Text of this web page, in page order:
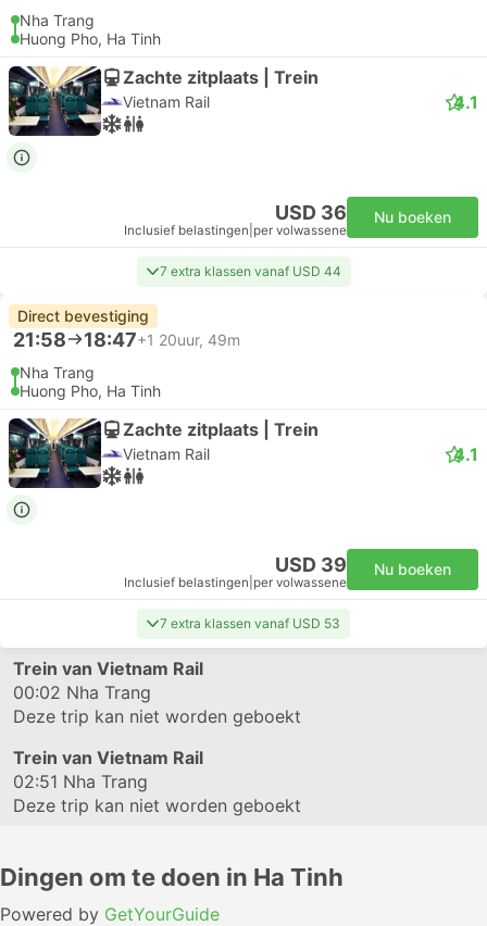
Nha Trang
Huong Pho, Ha Tinh
Zachte zitplaats | Trein
Vietnam Rail 4.1
USD 36
Inclusief belastingen per volwassene
Nu boeken
7 extra klassen vanaf USD 44
Direct bevestiging
21:58 18:47+1 20uur, 49m
Nha Trang
Huong Pho, Ha Tinh
Zachte zitplaats | Trein
Vietnam Rail 4.1
USD 39
Inclusief belastingen per volwassene
Nu boeken
7 extra klassen vanaf USD 53
Trein van Vietnam Rail
00:02 Nha Trang
Deze trip kan niet worden geboekt
Trein van Vietnam Rail
02:51 Nha Trang
Deze trip kan niet worden geboekt
Dingen om te doen in Ha Tinh
Powered by GetYourGuide